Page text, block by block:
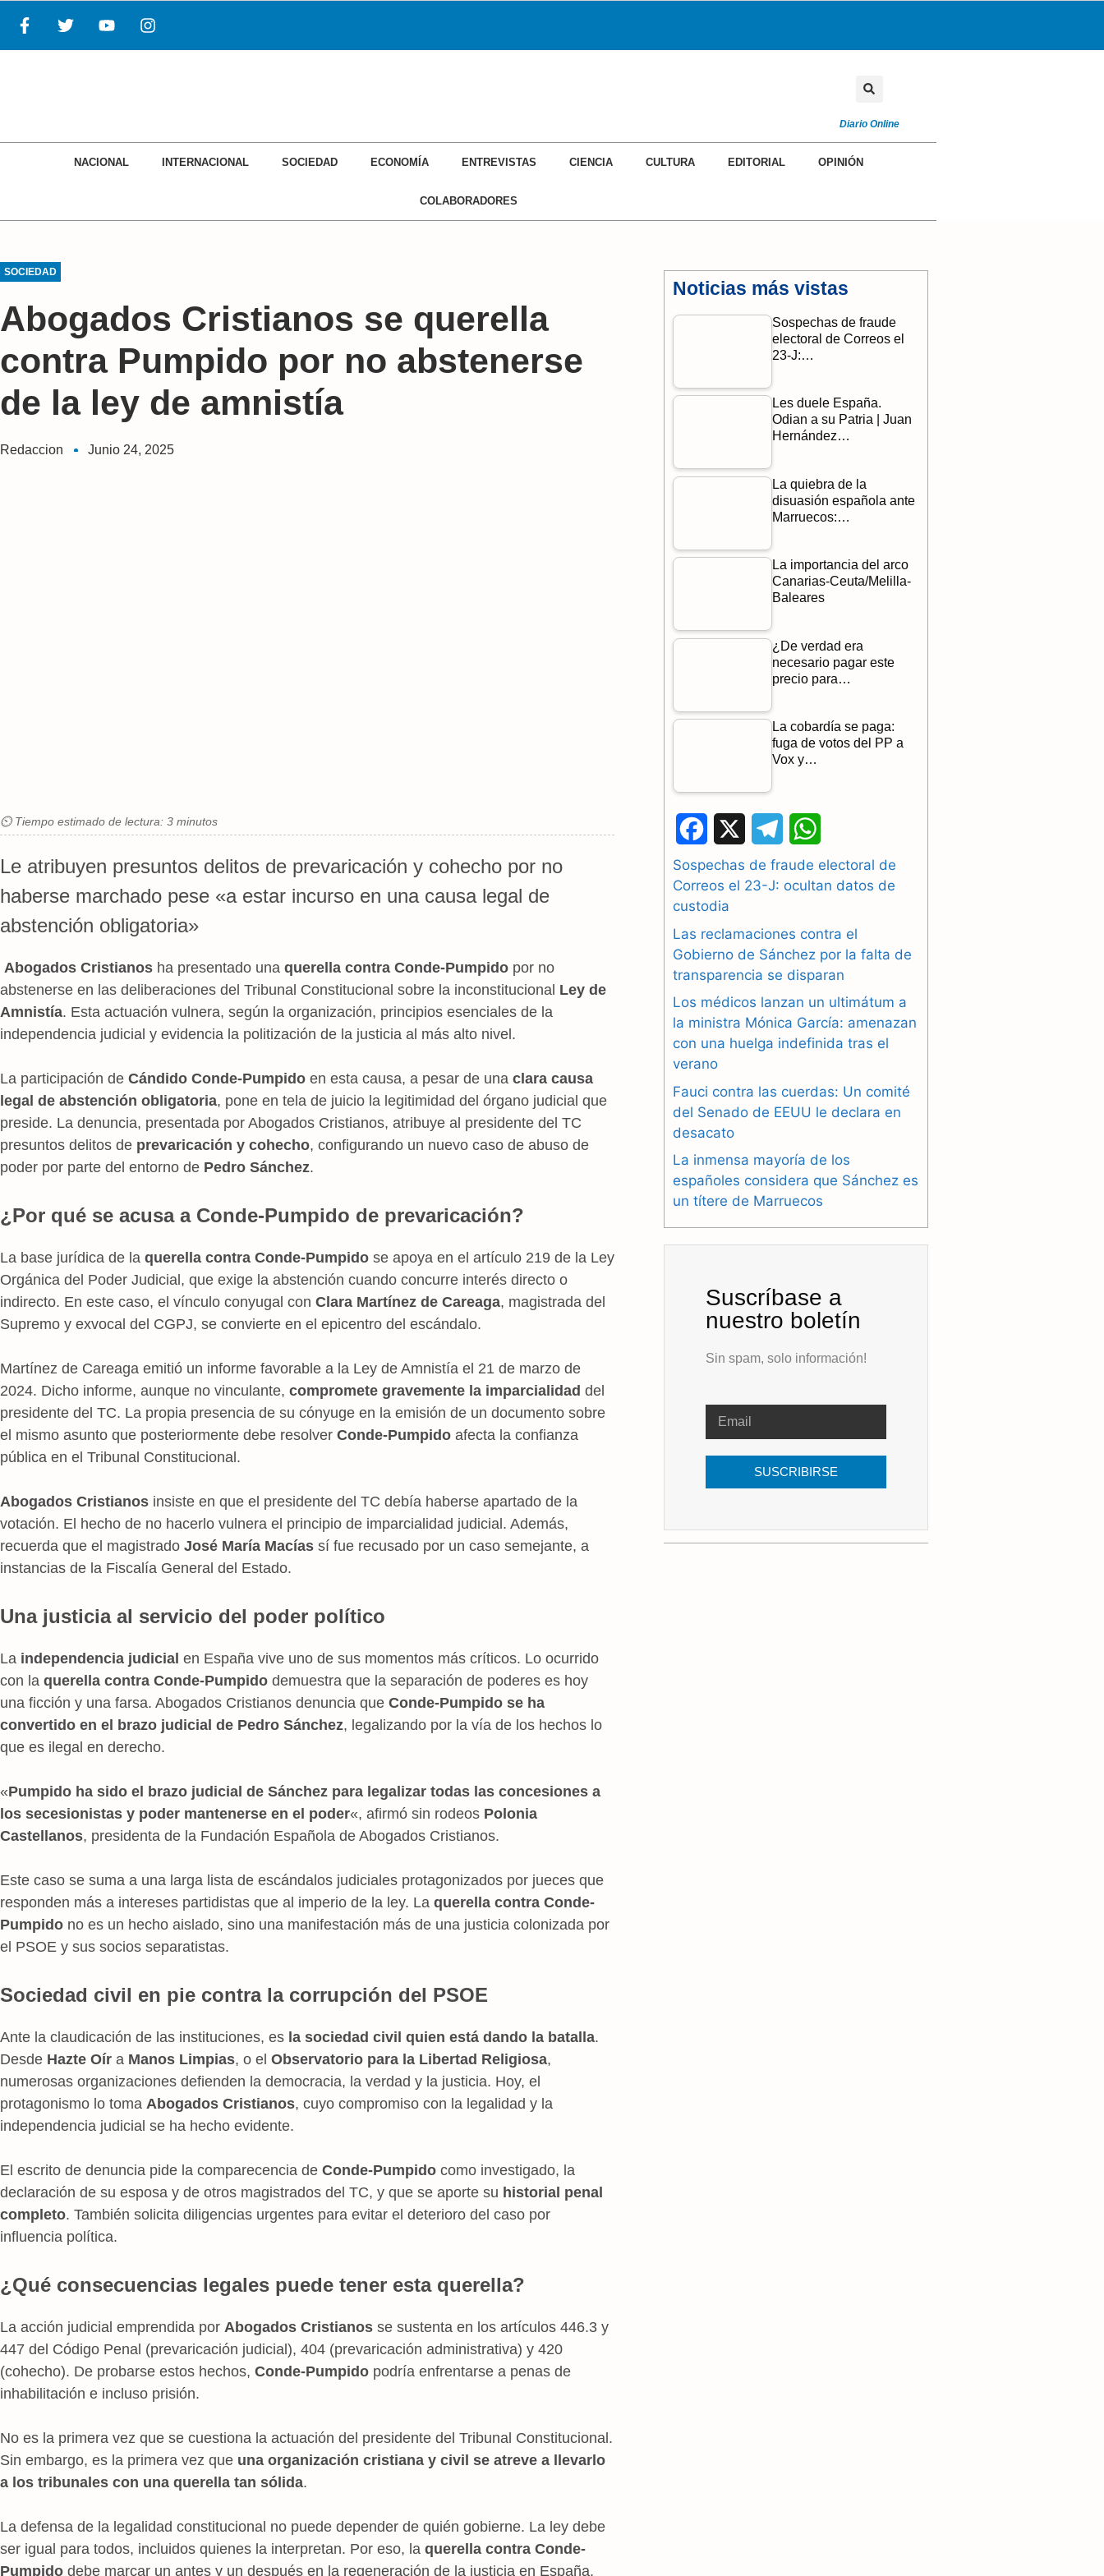
Diario Online
NACIONAL INTERNACIONAL SOCIEDAD ECONOMÍA ENTREVISTAS CIENCIA CULTURA EDITORIAL OPINIÓN
COLABORADORES
SOCIEDAD
Abogados Cristianos se querella
contra Pumpido por no abstenerse
de la ley de amnistía
Redaccion Junio 24, 2025
⏲ Tiempo estimado de lectura: 3 minutos
Le atribuyen presuntos delitos de prevaricación y cohecho por no
haberse marchado pese «a estar incurso en una causa legal de
abstención obligatoria»
Abogados Cristianos ha presentado una querella contra Conde-Pumpido por no
abstenerse en las deliberaciones del Tribunal Constitucional sobre la inconstitucional Ley de
Amnistía. Esta actuación vulnera, según la organización, principios esenciales de la
independencia judicial y evidencia la politización de la justicia al más alto nivel.
La participación de Cándido Conde-Pumpido en esta causa, a pesar de una clara causa
legal de abstención obligatoria, pone en tela de juicio la legitimidad del órgano judicial que
preside. La denuncia, presentada por Abogados Cristianos, atribuye al presidente del TC
presuntos delitos de prevaricación y cohecho, configurando un nuevo caso de abuso de
poder por parte del entorno de Pedro Sánchez.
¿Por qué se acusa a Conde-Pumpido de prevaricación?
La base jurídica de la querella contra Conde-Pumpido se apoya en el artículo 219 de la Ley
Orgánica del Poder Judicial, que exige la abstención cuando concurre interés directo o
indirecto. En este caso, el vínculo conyugal con Clara Martínez de Careaga, magistrada del
Supremo y exvocal del CGPJ, se convierte en el epicentro del escándalo.
Martínez de Careaga emitió un informe favorable a la Ley de Amnistía el 21 de marzo de
2024. Dicho informe, aunque no vinculante, compromete gravemente la imparcialidad del
presidente del TC. La propia presencia de su cónyuge en la emisión de un documento sobre
el mismo asunto que posteriormente debe resolver Conde-Pumpido afecta la confianza
pública en el Tribunal Constitucional.
Abogados Cristianos insiste en que el presidente del TC debía haberse apartado de la
votación. El hecho de no hacerlo vulnera el principio de imparcialidad judicial. Además,
recuerda que el magistrado José María Macías sí fue recusado por un caso semejante, a
instancias de la Fiscalía General del Estado.
Una justicia al servicio del poder político
La independencia judicial en España vive uno de sus momentos más críticos. Lo ocurrido
con la querella contra Conde-Pumpido demuestra que la separación de poderes es hoy
una ficción y una farsa. Abogados Cristianos denuncia que Conde-Pumpido se ha
convertido en el brazo judicial de Pedro Sánchez, legalizando por la vía de los hechos lo
que es ilegal en derecho.
«Pumpido ha sido el brazo judicial de Sánchez para legalizar todas las concesiones a
los secesionistas y poder mantenerse en el poder«, afirmó sin rodeos Polonia
Castellanos, presidenta de la Fundación Española de Abogados Cristianos.
Este caso se suma a una larga lista de escándalos judiciales protagonizados por jueces que
responden más a intereses partidistas que al imperio de la ley. La querella contra Conde-
Pumpido no es un hecho aislado, sino una manifestación más de una justicia colonizada por
el PSOE y sus socios separatistas.
Sociedad civil en pie contra la corrupción del PSOE
Ante la claudicación de las instituciones, es la sociedad civil quien está dando la batalla.
Desde Hazte Oír a Manos Limpias, o el Observatorio para la Libertad Religiosa,
numerosas organizaciones defienden la democracia, la verdad y la justicia. Hoy, el
protagonismo lo toma Abogados Cristianos, cuyo compromiso con la legalidad y la
independencia judicial se ha hecho evidente.
El escrito de denuncia pide la comparecencia de Conde-Pumpido como investigado, la
declaración de su esposa y de otros magistrados del TC, y que se aporte su historial penal
completo. También solicita diligencias urgentes para evitar el deterioro del caso por
influencia política.
¿Qué consecuencias legales puede tener esta querella?
La acción judicial emprendida por Abogados Cristianos se sustenta en los artículos 446.3 y
447 del Código Penal (prevaricación judicial), 404 (prevaricación administrativa) y 420
(cohecho). De probarse estos hechos, Conde-Pumpido podría enfrentarse a penas de
inhabilitación e incluso prisión.
No es la primera vez que se cuestiona la actuación del presidente del Tribunal Constitucional.
Sin embargo, es la primera vez que una organización cristiana y civil se atreve a llevarlo
a los tribunales con una querella tan sólida.
La defensa de la legalidad constitucional no puede depender de quién gobierne. La ley debe
ser igual para todos, incluidos quienes la interpretan. Por eso, la querella contra Conde-
Pumpido debe marcar un antes y un después en la regeneración de la justicia en España.
Noticias más vistas
Sospechas de fraude
electoral de Correos el
23-J:…
Les duele España.
Odian a su Patria | Juan
Hernández…
La quiebra de la
disuasión española ante
Marruecos:…
La importancia del arco
Canarias-Ceuta/Melilla-
Baleares
¿De verdad era
necesario pagar este
precio para…
La cobardía se paga:
fuga de votos del PP a
Vox y…
a
c
b
o
o
k
e
l
g
a
m
h
a
s
A
p
p
Sospechas de fraude electoral de
Correos el 23-J: ocultan datos de
custodia
Las reclamaciones contra el
Gobierno de Sánchez por la falta de
transparencia se disparan
Los médicos lanzan un ultimátum a
la ministra Mónica García: amenazan
con una huelga indefinida tras el
verano
Fauci contra las cuerdas: Un comité
del Senado de EEUU le declara en
desacato
La inmensa mayoría de los
españoles considera que Sánchez es
un títere de Marruecos
Suscríbase a
nuestro boletín
Sin spam, solo información!
SUSCRIBIRSE